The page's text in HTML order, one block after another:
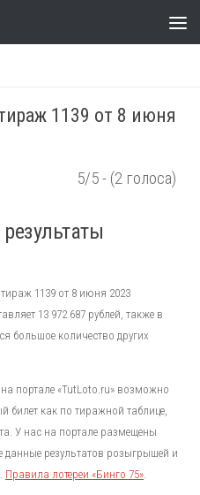
1139 от 8 июня
5/5 - (2 голоса)
1139 от 8 июня 2023
13 972 687 рублей, также в
большое количество других
на портале «TutLoto.ru» возможно
билет как по тиражной таблице,
У нас на портале размещены
результатов розыгрышей и
Правила лотереи «Бинго 75».